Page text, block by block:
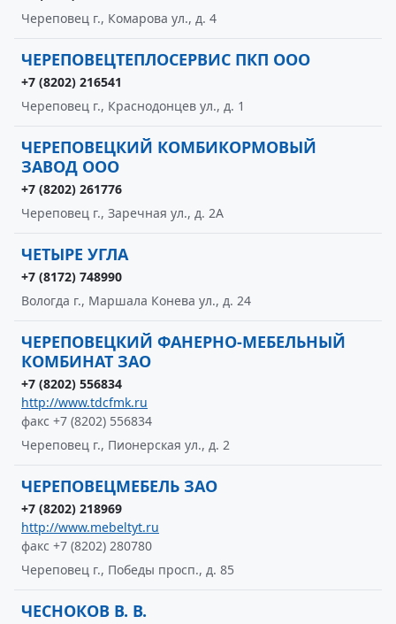
Череповец г., Комарова ул., д. 4
ЧЕРЕПОВЕЦТЕПЛОСЕРВИС ПКП ООО
+7 (8202) 216541
Череповец г., Краснодонцев ул., д. 1
ЧЕРЕПОВЕЦКИЙ КОМБИКОРМОВЫЙ
ЗАВОД ООО
+7 (8202) 261776
Череповец г., Заречная ул., д. 2А
ЧЕТЫРЕ УГЛА
+7 (8172) 748990
Вологда г., Маршала Конева ул., д. 24
ЧЕРЕПОВЕЦКИЙ ФАНЕРНО-МЕБЕЛЬНЫЙ
КОМБИНАТ ЗАО
+7 (8202) 556834
http://www.tdcfmk.ru
факс +7 (8202) 556834
Череповец г., Пионерская ул., д. 2
ЧЕРЕПОВЕЦМЕБЕЛЬ ЗАО
+7 (8202) 218969
http://www.mebeltyt.ru
факс +7 (8202) 280780
Череповец г., Победы просп., д. 85
ЧЕСНОКОВ В. В.